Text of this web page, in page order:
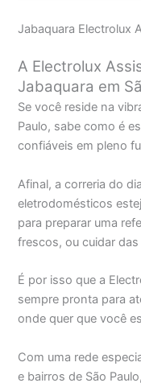
Jabaquara Electrolux
A Electrolux
Jabaquara em
Se você reside na
Paulo, sabe como é
confiáveis em pleno
Afinal, a correria do
eletrodomésticos
para preparar uma
frescos, ou cuidar
É por isso que a
sempre pronta para
onde quer que você
Com uma rede
e bairros de São